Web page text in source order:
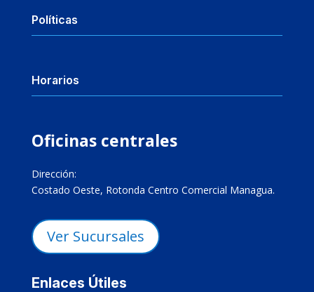
Políticas
Horarios
Oficinas centrales
Dirección:
Costado Oeste, Rotonda Centro Comercial Managua.
Ver Sucursales
Enlaces Útiles